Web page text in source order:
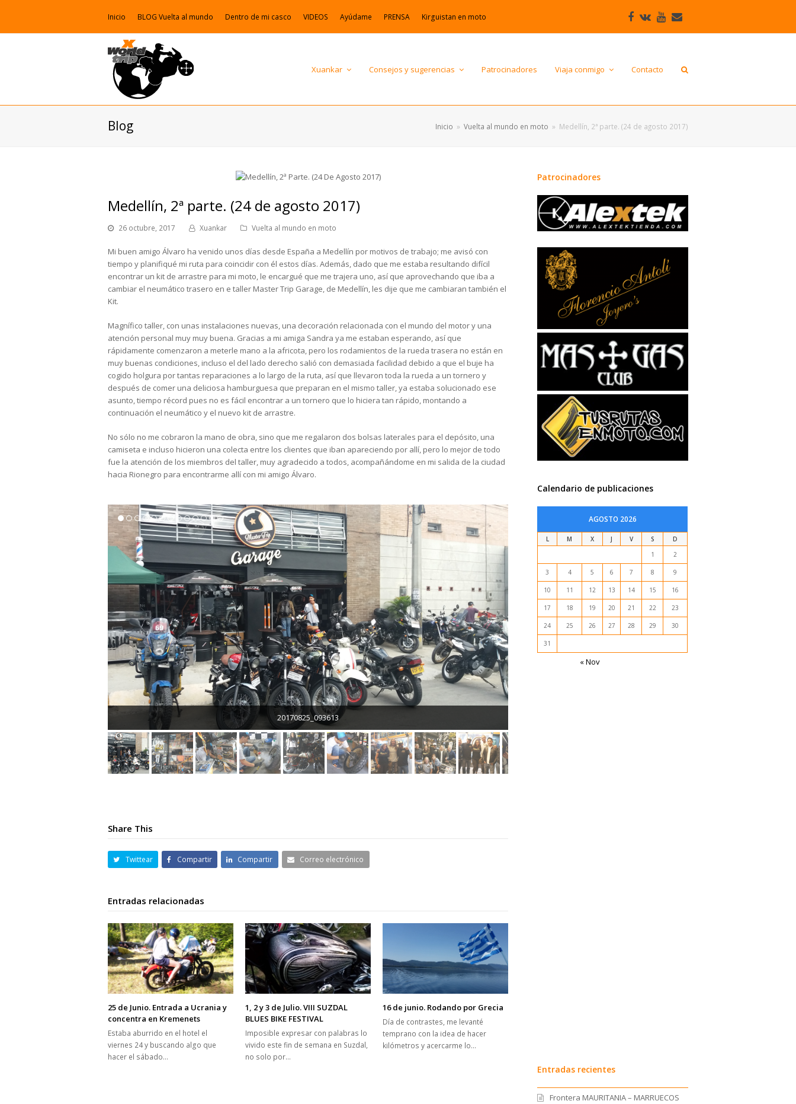
Inicio BLOG Vuelta al mundo Dentro de mi casco VIDEOS Ayúdame PRENSA Kirguistan en moto Facebook
VK Youtube
electrónico
Xuankar Consejos y sugerencias Patrocinadores Viaja conmigo Contacto
Blog Inicio » Vuelta al mundo en moto » Medellín, 2ª parte. (24 de agosto 2017)
Medellín, 2ª parte. (24 de agosto 2017)
26 octubre, 2017 Xuankar Vuelta al mundo en moto
Mi buen amigo Álvaro ha venido unos días desde España a Medellín por motivos de trabajo; me avisó con
tiempo y planifiqué mi ruta para coincidir con él estos días. Además, dado que me estaba resultando difícil
encontrar un kit de arrastre para mi moto, le encargué que me trajera uno, así que aprovechando que iba a
cambiar el neumático trasero en e taller Master Trip Garage, de Medellín, les dije que me cambiaran también el
Kit.
Magnífico taller, con unas instalaciones nuevas, una decoración relacionada con el mundo del motor y una
atención personal muy muy buena. Gracias a mi amiga Sandra ya me estaban esperando, así que
rápidamente comenzaron a meterle mano a la africota, pero los rodamientos de la rueda trasera no están en
muy buenas condiciones, incluso el del lado derecho salió con demasiada facilidad debido a que el buje ha
cogido holgura por tantas reparaciones a lo largo de la ruta, así que llevaron toda la rueda a un tornero y
después de comer una deliciosa hamburguesa que preparan en el mismo taller, ya estaba solucionado ese
asunto, tiempo récord pues no es fácil encontrar a un tornero que lo hiciera tan rápido, montando a
continuación el neumático y el nuevo kit de arrastre.
No sólo no me cobraron la mano de obra, sino que me regalaron dos bolsas laterales para el depósito, una
camiseta e incluso hicieron una colecta entre los clientes que iban apareciendo por allí, pero lo mejor de todo
fue la atención de los miembros del taller, muy agradecido a todos, acompañándome en mi salida de la ciudad
hacia Rionegro para encontrarme allí con mi amigo Álvaro.
Share This
Twittear Compartir Compartir Correo electrónico
Entradas relacionadas
25 de Junio. Entrada a Ucrania y
concentra en Kremenets
Estaba aburrido en el hotel el
viernes 24 y buscando algo que
hacer el sábado…
1, 2 y 3 de Julio. VIII SUZDAL
BLUES BIKE FESTIVAL
Imposible expresar con palabras lo
vivido este fin de semana en Suzdal,
no solo por…
16 de junio. Rodando por Grecia
Día de contrastes, me levanté
temprano con la idea de hacer
kilómetros y acercarme lo…
Patrocinadores
Calendario de publicaciones
AGOSTO 2026
L M X J V S
D
1
2
3 4 5 6 7 8 9
10 11 12 13 14 15 16
17 18 19 20 21 22 23
24 25 26 27 28 29 30
31
« Nov
Entradas recientes
Frontera MAURITANIA – MARRUECOS